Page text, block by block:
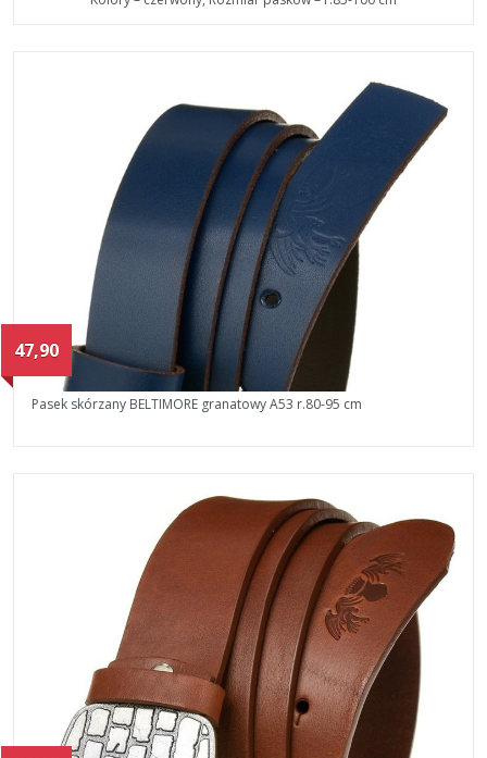
47,90
Pasek skórzany BELTIMORE granatowy A53 r.80-95 cm